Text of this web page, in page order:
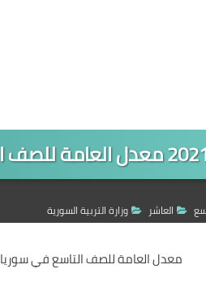
العاشر وزارة التربية السورية
معدل العامة للصف التاسع في سوريا 2021